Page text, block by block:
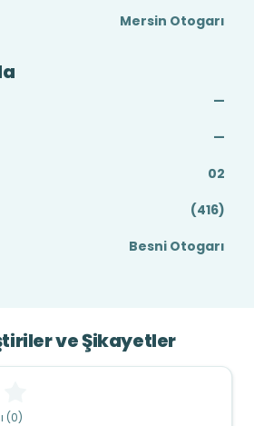
Mersin Otogarı
—
—
02
(416)
Besni Otogarı
ve Şikayetler
(0)